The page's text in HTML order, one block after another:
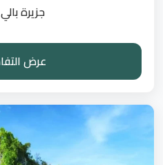
جزيرة بالي 8 أيام
عرض